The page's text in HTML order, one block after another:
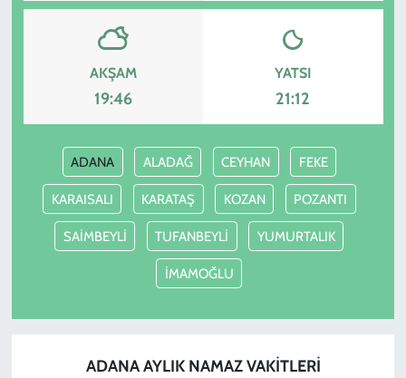
AKŞAM
19:46
YATSI
21:12
ADANA ALADAĞ CEYHAN FEKE
KARAISALI KARATAŞ KOZAN POZANTI
SAİMBEYLİ TUFANBEYLİ YUMURTALIK
İMAMOĞLU
ADANA AYLIK NAMAZ VAKITLERI